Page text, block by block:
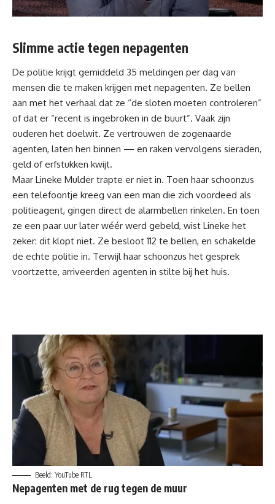
Slimme actie tegen nepagenten
De politie krijgt gemiddeld 35 meldingen per dag van
mensen die te maken krijgen met nepagenten. Ze bellen
aan met het verhaal dat ze “de sloten moeten controleren”
of dat er “recent is ingebroken in de buurt”. Vaak zijn
ouderen het doelwit. Ze vertrouwen de zogenaarde
agenten, laten hen binnen — en raken vervolgens sieraden,
geld of erfstukken kwijt.
Maar Lineke Mulder trapte er niet in. Toen haar schoonzus
een telefoontje kreeg van een man die zich voordeed als
politieagent, gingen direct de alarmbellen rinkelen. En toen
ze een paar uur later wéér werd gebeld, wist Lineke het
zeker: dit klopt niet. Ze besloot 112 te bellen, en schakelde
de echte politie in. Terwijl haar schoonzus het gesprek
voortzette, arriveerden agenten in stilte bij het huis.
Beeld: YouTube RTL
Nepagenten met de rug tegen de muur